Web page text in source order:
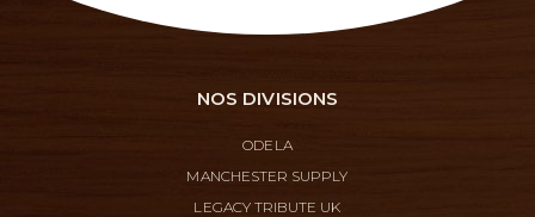
NOS DIVISIONS
ODELA
MANCHESTER SUPPLY
LEGACY TRIBUTE UK